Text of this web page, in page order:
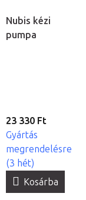
Nubis kézi
pumpa
23 330 Ft
Gyártás
megrendelésre
(3 hét)
Kosárba